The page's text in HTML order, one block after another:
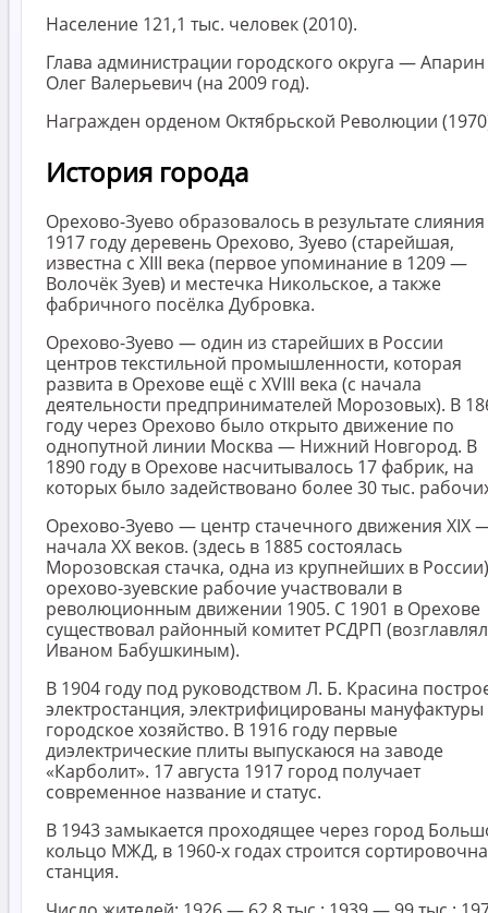
Население 121,1 тыс. человек (2010).
Глава администрации городского округа — Апарин
Олег Валерьевич (на 2009 год).
Награжден орденом Октябрьской Революции
История города
Орехово-Зуево образовалось в результате
1917 году деревень Орехово, Зуево (старейшая,
известна с XIII века (первое упоминание в 1209 —
Волочёк Зуев) и местечка Никольское, а также
фабричного посёлка Дубровка.
Орехово-Зуево — один из старейших в России
центров текстильной промышленности, которая
развита в Орехове ещё с XVIII века (с начала
деятельности предпринимателей Морозовых). В
году через Орехово было открыто движение по
однопутной линии Москва — Нижний Новгород. В
1890 году в Орехове насчитывалось 17 фабрик, на
которых было задействовано более 30 тыс.
Орехово-Зуево — центр стачечного движения XIX
начала XX веков. (здесь в 1885 состоялась
Морозовская стачка, одна из крупнейших в
орехово-зуевские рабочие участвовали в
революционным движении 1905. С 1901 в Орехове
существовал районный комитет РСДРП
Иваном Бабушкиным).
В 1904 году под руководством Л. Б. Красина
электростанция, электрифицированы мануфактуры
городское хозяйство. В 1916 году первые
диэлектрические плиты выпускаюся на заводе
«Карболит». 17 августа 1917 город получает
современное название и статус.
В 1943 замыкается проходящее через город
кольцо МЖД, в 1960-х годах строится
станция.